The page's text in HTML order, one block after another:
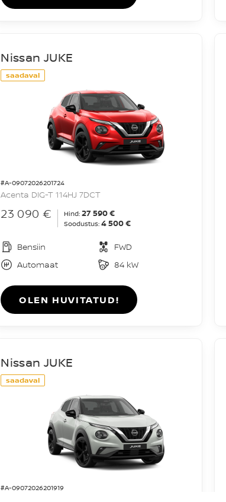
saadaval
#A-09072026201724
Nissan JUKE
Acenta DIG-T 114HJ 7DCT
23 090 € Hind: 27 590 €
Soodustus: 4 500 €
Bensiin
FWD
Automaat
84 kW
OLEN HUVITATUD!
saadaval
#A-09072026201919
Nissan JUKE